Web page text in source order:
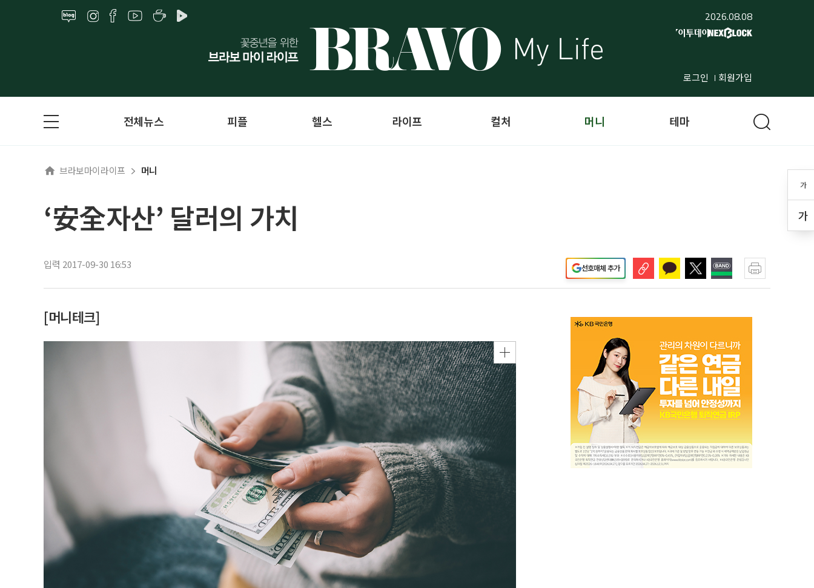
2026.08.08
로그인 회원가입
가
가
전체뉴스 피플 헬스 라이프 컬처 머니 테마
브라보마이라이프 머니
‘安全자산’ 달러의 가치
입력 2017-09-30 16:53 선호매체 추가
[머니테크]